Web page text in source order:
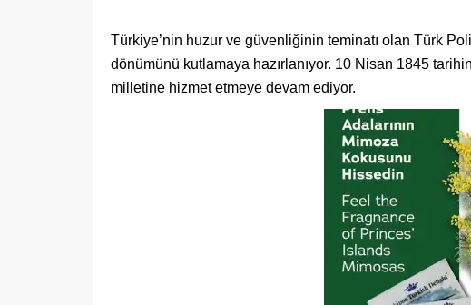
Türkiye’nin huzur ve güvenliğinin teminatı olan Türk
dönümünü kutlamaya hazırlanıyor. 10 Nisan 1845
milletine hizmet etmeye devam ediyor.